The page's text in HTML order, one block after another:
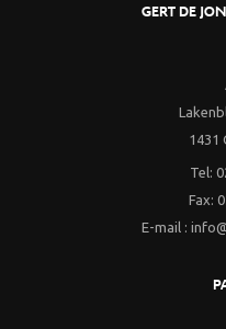
GERT DE
1431
Tel:
Fax:
E-mail :